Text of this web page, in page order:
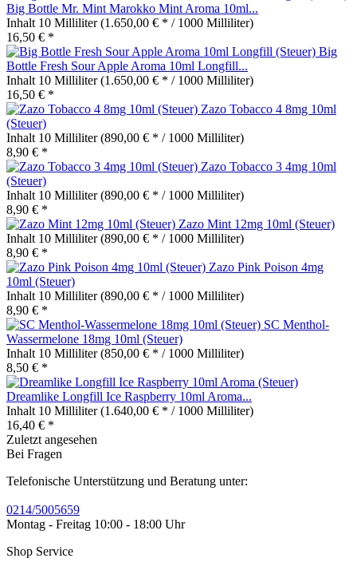
Big Bottle Mr. Mint Marokko Mint Aroma 10ml...
Inhalt 10 Milliliter(1.650,00 € * / 1000 Milliliter)
16,50 € *
Big
Bottle Fresh Sour Apple Aroma 10ml Longfill...
Inhalt 10 Milliliter(1.650,00 € * / 1000 Milliliter)
16,50 € *
Zazo Tobacco 4 8mg 10ml
(Steuer)
Inhalt 10 Milliliter(890,00 € * / 1000 Milliliter)
8,90 € *
Zazo Tobacco 3 4mg 10ml
(Steuer)
Inhalt 10 Milliliter(890,00 € * / 1000 Milliliter)
8,90 € *
Zazo Mint 12mg 10ml (Steuer)
Inhalt 10 Milliliter(890,00 € * / 1000 Milliliter)
8,90 € *
Zazo Pink Poison 4mg
10ml (Steuer)
Inhalt 10 Milliliter(890,00 € * / 1000 Milliliter)
8,90 € *
SC Menthol-
Wassermelone 18mg 10ml (Steuer)
Inhalt 10 Milliliter(850,00 € * / 1000 Milliliter)
8,50 € *
Dreamlike Longfill Ice Raspberry 10ml Aroma...
Inhalt 10 Milliliter(1.640,00 € * / 1000 Milliliter)
16,40 € *
Zuletzt angesehen
Bei Fragen
Telefonische Unterstützung und Beratung unter:
0214/5005659
Montag - Freitag 10:00 - 18:00 Uhr
Shop Service